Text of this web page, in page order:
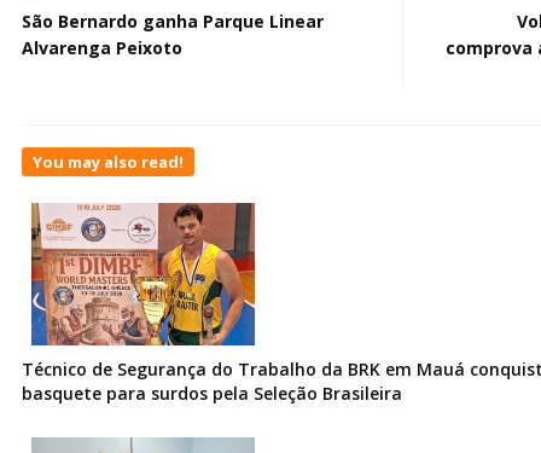
São Bernardo ganha Parque Linear
Alvarenga Peixoto
comprova
You may also read!
Técnico de Segurança do Trabalho da BRK em Mauá
basquete para surdos pela Seleção Brasileira